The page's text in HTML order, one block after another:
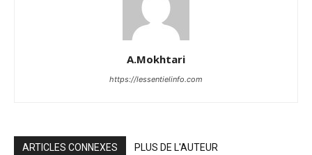
A.Mokhtari
https://lessentielinfo.com
ARTICLES CONNEXES PLUS DE L'AUTEUR